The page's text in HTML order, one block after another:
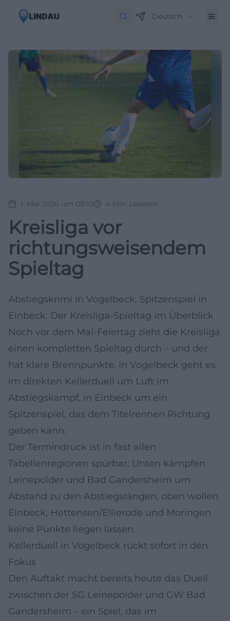
Deutsch
1. Mai 2026 um 09:10 4 Min. Lesezeit
Kreisliga vor
richtungsweisendem
Spieltag
Abstiegskrimi in Vogelbeck, Spitzenspiel in
Einbeck: Der Kreisliga-Spieltag im Überblick
Noch vor dem Mai-Feiertag zieht die Kreisliga
einen kompletten Spieltag durch – und der
hat klare Brennpunkte. In Vogelbeck geht es
im direkten Kellerduell um Luft im
Abstiegskampf, in Einbeck um ein
Spitzenspiel, das dem Titelrennen Richtung
geben kann.
Der Termindruck ist in fast allen
Tabellenregionen spürbar: Unten kämpfen
Leinepolder und Bad Gandersheim um
Abstand zu den Abstiegsrängen, oben wollen
Einbeck, Hettensen/Ellierode und Moringen
keine Punkte liegen lassen.
Kellerduell in Vogelbeck rückt sofort in den
Fokus
Den Auftakt macht bereits heute das Duell
zwischen der SG Leinepolder und GW Bad
Gandersheim – ein Spiel, das im